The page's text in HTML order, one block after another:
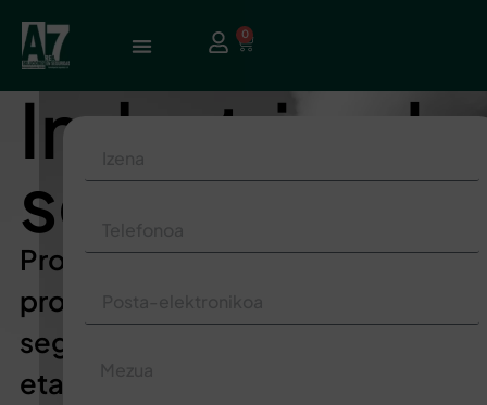
0
soluzioak
Produkzio
prozesuen
segurtasun
eta